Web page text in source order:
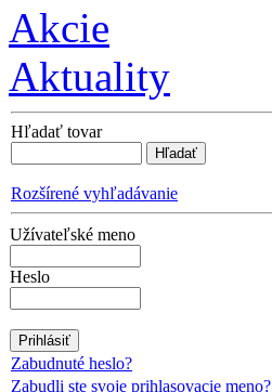
Akcie
Aktuality
Hľadať tovar
Rozšírené vyhľadávanie
Užívateľské meno
Heslo
Zabudnuté heslo?
Zabudli ste svoje prihlasovacie meno?